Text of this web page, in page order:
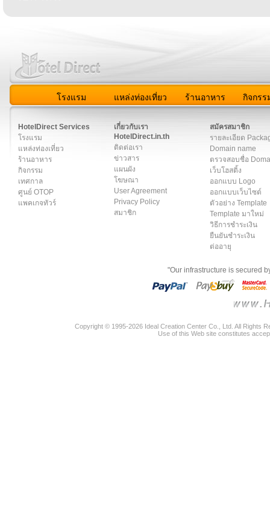
โรงแรม แหล่งท่องเที่ยว ร้านอาหาร กิจกรร
HotelDirect Services
โรงแรม
แหล่งท่องเที่ยว
ร้านอาหาร
กิจกรรม
เทศกาล
ศูนย์ OTOP
แพคเกจทัวร์
เกี่ยวกับเรา
HotelDirect.in.th
ติดต่อเรา
ข่าวสาร
แผนผัง
โฆษณา
User Agreement
Privacy Policy
สมาชิก
สมัครสมาชิก
รายละเอียด
Domain name
ตรวจสอบชื่อ
เว็บโฮสติ้ง
ออกแบบ Logo
ออกแบบเว็บไซต์
ตัวอย่าง Template
Template มาใหม่
วิธีการชำระเงิน
ยืนยันชำระเงิน
ต่ออายุ
"Our infrastructure is secured
Copyright © 1995-2026 Ideal Creation Center Co., Ltd. All Rights
Use of this Web site constitutes